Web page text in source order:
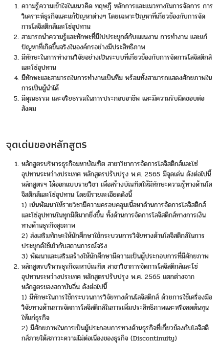
ความรู้ความเข้าใจในแนวคิด ทฤษฎี หลักการและแนวทางในการจัดการ การ
วิเคราะห์ธุรกิจและแก้ปัญหาต่างๆ โดยเฉพาะปัญหาที่เกี่ยวข้องกับการจัด
การโลจิสติกส์และโซ่อุปทาน
สามารถนำความรู้และทักษะที่มีไปประยุกต์กับแผนงาน การทำงาน และแก้
ปัญหาที่เกิดขึ้นจริงในองค์กรอย่างมีประสิทธิภาพ
มีทักษะในการทำงานวิจัยอย่างเป็นระบบที่เกี่ยวข้องกับการจัดการโลจิสติกส์
และโซ่อุปทาน
มีทักษะและสามารถในการทำงานเป็นทีม พร้อมทั้งสามารถแสดงศักยภาพใน
การเป็นผู้นำได้
มีคุณธรรม และจริยธรรมในการประกอบอาชีพ และมีความรับผิดชอบต่อ
สังคม
จุดเด่นของหลักสูตร
หลักสูตรบริหารธุรกิจมหาบัณฑิต สาขาวิชาการจัดการโลจิสติกส์และโซ่
อุปทานระหว่างประเทศ หลักสูตรปรับปรุง พ.ศ. 2565 มีจุดเด่น ดังต่อไปนี้
หลักสูตรฯ ได้ออกแบบรายวิชา เพื่อสร้างบัณฑิตให้มีทักษะความรู้ทางด้านโล
จิสติกส์และโซ่อุปทาน โดยมีรายละเอียดดังนี้
1) เน้นพัฒนาให้รายวิชามีความครอบคลุมเนื้อหาด้านการจัดการโลจิสติกส์
และโซ่อุปทานในทุกมิติมากยิ่งขึ้น ทั้งด้านการจัดการโลจิสติกส์ทางการเงิน
ทางด้านธุรกิจสุขภาพ
2) ส่งเสริมทักษะให้นักศึกษาใช้กระบวนการวิจัยทางด้านโลจิสติกส์ในการ
ประยุกต์ใช้เข้ากับสถานการณ์จริง
3) พัฒนาและเสริมสร้างให้นักศึกษามีความเป็นผู้ประกอบการที่มีศักยภาพ
หลักสูตรบริหารธุรกิจมหาบัณฑิต สาขาวิชาการจัดการโลจิสติกส์และโซ่
อุปทานระหว่างประเทศ หลักสูตรปรับปรุง พ.ศ. 2565 แตกต่างจาก
หลักสูตรของสถาบันอื่น ดังต่อไปนี้
1) มีทักษะในการใช้กระบวนการวิจัยทางด้านโลจิสติกส์ ด้วยการใช้เครื่องมือ
วิจัยทางด้านการจัดการโลจิสติกส์ในการเพิ่มประสิทธิภาพและหรือลดต้นทุน
ให้แก่ธุรกิจ
2) มีศักยภาพในการเป็นผู้ประกอบการทางด้านธุรกิจที่เกี่ยวข้องกับโลจิสติ
กส์ภายใต้สภาวะความไม่ต่อเนื่องของธุรกิจ (Discontinuity)